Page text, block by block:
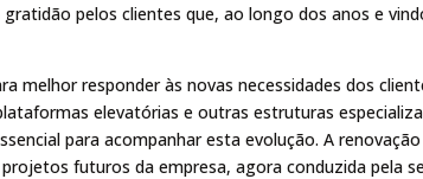
pelos clientes que, ao longo dos anos e
melhor responder às novas necessidades dos
elevatórias e outras estruturas
para acompanhar esta evolução. A
futuros da empresa, agora conduzida pela